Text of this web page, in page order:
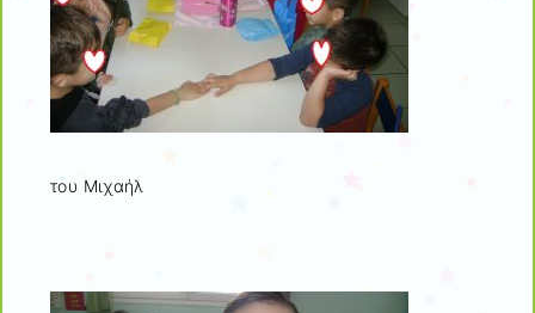
του Μιχαήλ